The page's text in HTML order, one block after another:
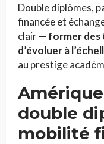
Double diplômes,
financée et
clair — former des
d’évoluer à
au prestige
double
mobilité